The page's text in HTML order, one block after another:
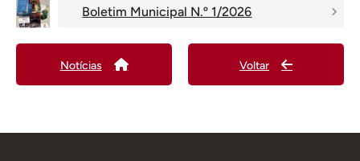
Boletim Municipal N.º 1/2026
Notícias Voltar